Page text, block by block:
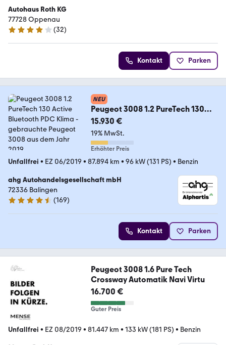
Autohaus Roth KG
77728 Oppenau
4 Sterne
(32)
Kontakt Parken
NEU
Peugeot 3008 1.2 PureTech 130
Active Bluetooth PDC Klima
15.930 €
19% MwSt.
Erhöhter Preis
Unfallfrei • EZ 06/2019 • 87.894 km • 96 kW (131 PS) • Benzin
ahg Autohandelsgesellschaft mbH
72336 Balingen
4.4 Sterne
(169)
Kontakt Parken
Peugeot 3008 1.6 Pure Tech
Crossway Automatik Navi Virtu
16.700 €
Guter Preis
Unfallfrei • EZ 08/2019 • 81.447 km • 133 kW (181 PS) • Benzin